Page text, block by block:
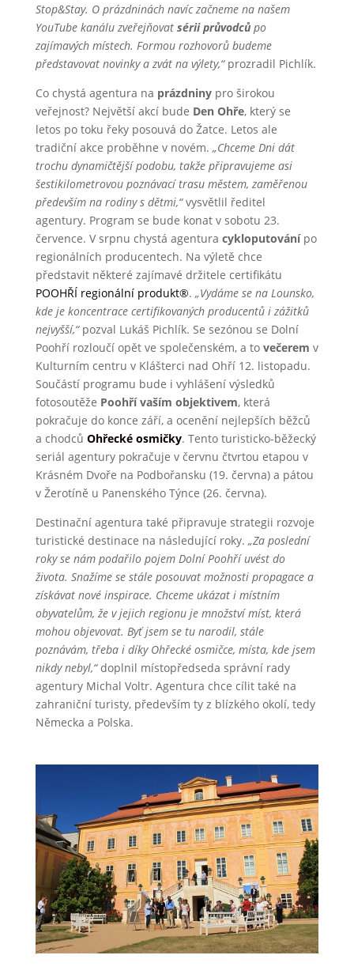
Stop&Stay. O prázdninách navíc začneme na našem
YouTube kanálu zveřejňovat sérii průvodcůpo
zajímavých místech. Formou rozhovorů budeme
představovat novinky a zvát na výlety,“prozradil Pichlík.
Co chystá agentura na prázdninypro širokou
veřejnost? Největší akcí bude Den Ohře, který se
letos po toku řeky posouvá do Žatce. Letos ale
tradiční akce proběhne v novém. „Chceme Dni dát
trochu dynamičtější podobu, takže připravujeme asi
šestikilometrovou poznávací trasu městem, zaměřenou
především na rodiny s dětmi,“vysvětlil ředitel
agentury. Program se bude konat v sobotu 23.
července. V srpnu chystá agentura cykloputovánípo
regionálních producentech. Na výletě chce
představit některé zajímavé držitele certifikátu
POOHŘÍ regionální produkt®. „Vydáme se na Lounsko,
kde je koncentrace certifikovaných producentů i zážitků
nejvyšší,“ pozval Lukáš Pichlík. Se sezónou se Dolní
Poohří rozloučí opět ve společenském, a to večerem v
Kulturním centru v Klášterci nad Ohří 12. listopadu.
Součástí programu bude i vyhlášení výsledků
fotosoutěže Poohří vaším objektivem, která
pokračuje do konce září, a ocenění nejlepších běžců
a chodců Ohřecké osmičky. Tento turisticko-běžecký
seriál agentury pokračuje v červnu čtvrtou etapou v
Krásném Dvoře na Podbořansku (19. června) a pátou
v Žerotíně u Panenského Týnce (26. června).
Destinační agentura také připravuje strategii rozvoje
turistické destinace na následující roky. „Za poslední
roky se nám podařilo pojem Dolní Poohří uvést do
života. Snažíme se stále posouvat možnosti propagace a
získávat nové inspirace. Chceme ukázat i místním
obyvatelům, že v jejich regionu je množství míst, která
mohou objevovat. Byť jsem se tu narodil, stále
poznávám, třeba i díky Ohřecké osmičce, místa, kde jsem
nikdy nebyl,“doplnil místopředseda správní rady
agentury Michal Voltr. Agentura chce cílit také na
zahraniční turisty, především ty z blízkého okolí, tedy
Německa a Polska.